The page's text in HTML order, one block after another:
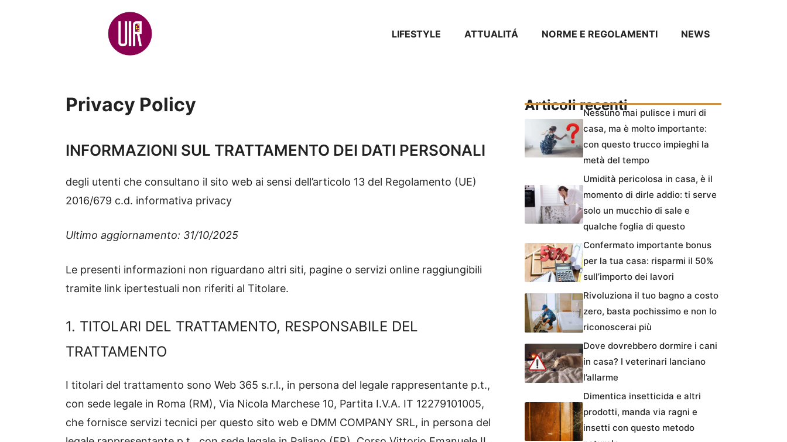
LIFESTYLE ATTUALITÁ NORME E REGOLAMENTI NEWS
Privacy Policy
INFORMAZIONI SUL TRATTAMENTO DEI DATI PERSONALI
degli utenti che consultano il sito web ai sensi dell’articolo 13 del Regolamento (UE)
2016/679 c.d. informativa privacy
Ultimo aggiornamento: 31/10/2025
Le presenti informazioni non riguardano altri siti, pagine o servizi online raggiungibili
tramite link ipertestuali non riferiti al Titolare.
1. TITOLARI DEL TRATTAMENTO, RESPONSABILE DEL
TRATTAMENTO
I titolari del trattamento sono Web 365 s.r.l., in persona del legale rappresentante p.t.,
con sede legale in Roma (RM), Via Nicola Marchese 10, Partita I.V.A. IT 12279101005,
che fornisce servizi tecnici per questo sito web e DMM COMPANY SRL, in persona del
Articoli recentiNessuno mai pulisce i muri di
casa, ma è molto importante:
con questo trucco impieghi la
metà del tempo
Umidità pericolosa in casa, è il
momento di dirle addio: ti serve
solo un mucchio di sale e
qualche foglia di questo
Confermato importante bonus
per la tua casa: risparmi il 50%
sull’importo dei lavori
Rivoluziona il tuo bagno a costo
zero, basta pochissimo e non lo
riconoscerai più
Dove dovrebbero dormire i cani
in casa? I veterinari lanciano
l’allarme
Dimentica insetticida e altri
prodotti, manda via ragni e
insetti con questo metodo